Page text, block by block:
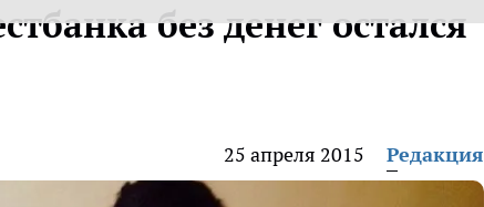
без денег остался
25 апреля 2015 Редакция